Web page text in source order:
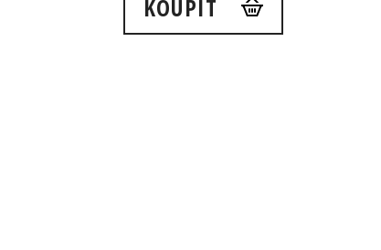
KOUPIT